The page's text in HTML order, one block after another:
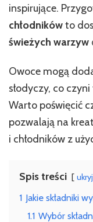
i
chłodniki
inspirujące.
chłodnikówto
świeżych warzyw
Owoce mogą
słodyczy, co
Warto poświęcić
pozwalają na
i chłodników z
Spis treści ukryj
1 Jakie składniki
1.1 Wybór